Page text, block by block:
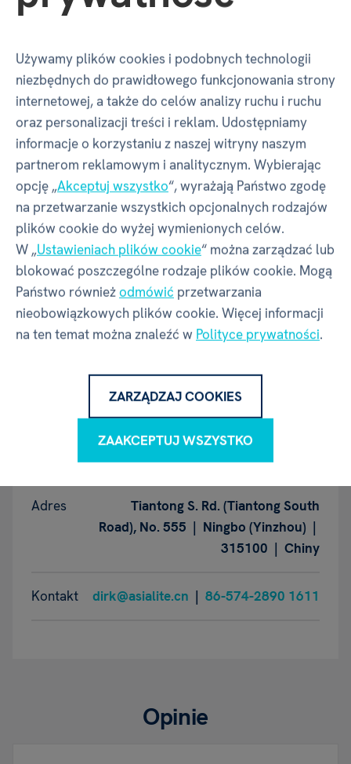
Numer katalogowy CJ1
Wymiary produktu
Szerokość 165 mm
Głębokość 110 mm
Wysokość
Waga 603 g
Producent - w rozumieniu
Adres
Tiantong S. Rd. (Tiantong South
Road), No. 555 | Ningbo (Yinzhou) |
315100 | Chiny
Kontakt dirk@asialite.cn | 86-574-2890 1611
Opinie
Używamy plików cookies i podobnych technologii
niezbędnych do prawidłowego funkcjonowania strony
internetowej, a także do celów analizy ruchu i ruchu
oraz personalizacji treści i reklam. Udostępniamy
informacje o korzystaniu z naszej witryny naszym
partnerom reklamowym i analitycznym. Wybierając
opcję „Akceptuj wszystko“, wyrażają Państwo zgodę
na przetwarzanie wszystkich opcjonalnych rodzajów
plików cookie do wyżej wymienionych celów.
W „Ustawieniach plików cookie“ można zarządzać lub
blokować poszczególne rodzaje plików cookie. Mogą
Państwo równieżodmówić przetwarzania
nieobowiązkowych plików cookie. Więcej informacji
na ten temat można znaleźć w Polityce prywatności.
ZARZĄDZAJ COOKIES
ZAAKCEPTUJ WSZYSTKO